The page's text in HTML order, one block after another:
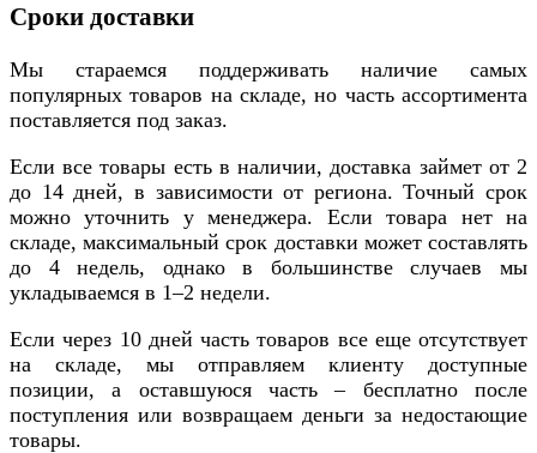
Сроки доставки
Мы стараемся поддерживать наличие самых
популярных товаров на складе, но часть ассортимента
поставляется под заказ.
Если все товары есть в наличии, доставка займет от 2
до 14 дней, в зависимости от региона. Точный срок
можно уточнить у менеджера. Если товара нет на
складе, максимальный срок доставки может составлять
до 4 недель, однако в большинстве случаев мы
укладываемся в 1–2 недели.
Если через 10 дней часть товаров все еще отсутствует
на складе, мы отправляем клиенту доступные
позиции, а оставшуюся часть – бесплатно после
поступления или возвращаем деньги за недостающие
товары.